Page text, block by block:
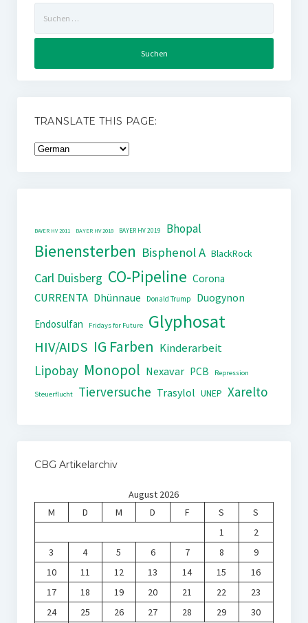
nach:
TRANSLATE THIS PAGE:
BAYER HV 2011 BAYER HV 2018 BAYER HV 2019 Bhopal
Bienensterben Bisphenol A BlackRock
Carl Duisberg CO-Pipeline Corona
CURRENTA Dhünnaue Donald Trump
Duogynon
Endosulfan
Fridays for Future Glyphosat
HIV/AIDS IG Farben Kinderarbeit
Lipobay Monopol Nexavar PCB Repression
Steuerflucht Tierversuche Trasylol UNEP Xarelto
CBG Artikelarchiv
August 2026
M
D M D F S
S
1
2
3
4 5 6 7 8
9
10
11 12 13 14 15
16
17
18 19 20 21 22
23
24
25 26 27 28 29 30